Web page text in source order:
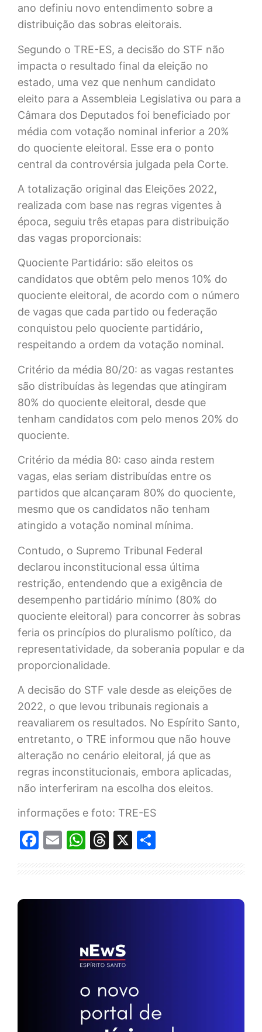
ano definiu novo entendimento sobre a
distribuição das sobras eleitorais.
Segundo o TRE-ES, a decisão do STF não
impacta o resultado final da eleição no
estado, uma vez que nenhum candidato
eleito para a Assembleia Legislativa ou para a
Câmara dos Deputados foi beneficiado por
média com votação nominal inferior a 20%
do quociente eleitoral. Esse era o ponto
central da controvérsia julgada pela Corte.
A totalização original das Eleições 2022,
realizada com base nas regras vigentes à
época, seguiu três etapas para distribuição
das vagas proporcionais:
Quociente Partidário: são eleitos os
candidatos que obtêm pelo menos 10% do
quociente eleitoral, de acordo com o número
de vagas que cada partido ou federação
conquistou pelo quociente partidário,
respeitando a ordem da votação nominal.
Critério da média 80/20: as vagas restantes
são distribuídas às legendas que atingiram
80% do quociente eleitoral, desde que
tenham candidatos com pelo menos 20% do
quociente.
Critério da média 80: caso ainda restem
vagas, elas seriam distribuídas entre os
partidos que alcançaram 80% do quociente,
mesmo que os candidatos não tenham
atingido a votação nominal mínima.
Contudo, o Supremo Tribunal Federal
declarou inconstitucional essa última
restrição, entendendo que a exigência de
desempenho partidário mínimo (80% do
quociente eleitoral) para concorrer às sobras
feria os princípios do pluralismo político, da
representatividade, da soberania popular e da
proporcionalidade.
A decisão do STF vale desde as eleições de
2022, o que levou tribunais regionais a
reavaliarem os resultados. No Espírito Santo,
entretanto, o TRE informou que não houve
alteração no cenário eleitoral, já que as
regras inconstitucionais, embora aplicadas,
não interferiram na escolha dos eleitos.
informações e foto: TRE-ES
Facebook
EmailWhatsApp
Threads
X